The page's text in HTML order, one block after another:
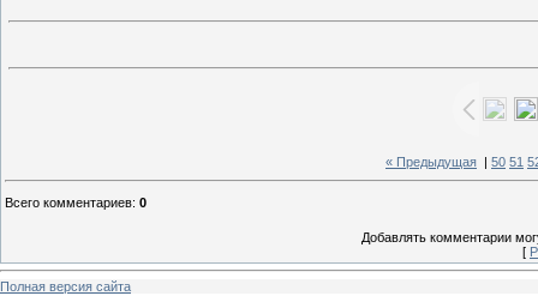
« Предыдущая 50 51
Всего комментариев: 0
Добавлять комментарии
[
Полная версия сайта